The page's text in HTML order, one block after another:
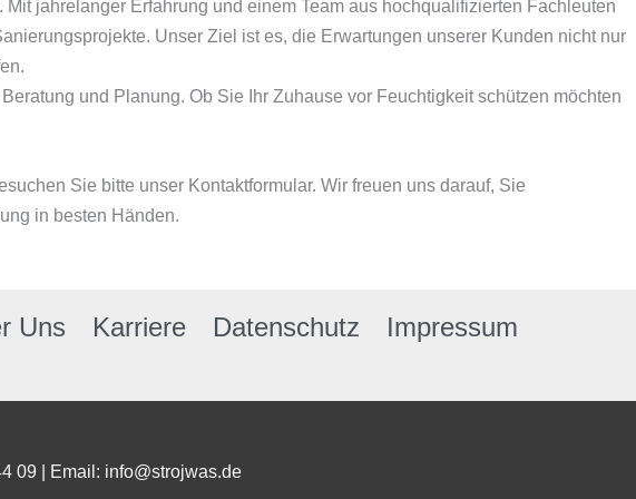
jahrelanger Erfahrung und einem Team aus hochqualifizierten Fachleuten
Unser Ziel ist es, die Erwartungen unserer Kunden nicht nur
und Planung. Ob Sie Ihr Zuhause vor Feuchtigkeit schützen möchten
Sie bitte unser Kontaktformular. Wir freuen uns darauf, Sie
in besten Händen.
Uns Karriere Datenschutz Impressum
09 | Email: info@strojwas.de